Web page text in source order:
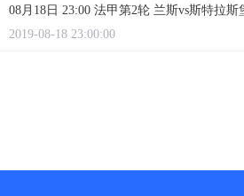
08月18日 23:00 法甲第2轮 兰斯vs斯特拉斯
2019-08-18 23:00:00